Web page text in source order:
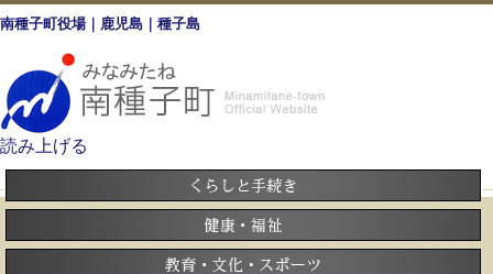
南種子町役場｜鹿児島｜種子島
読み上げる